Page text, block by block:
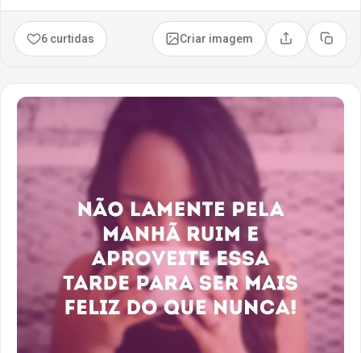
6 curtidas Criar imagem Compartilhar
Copiar